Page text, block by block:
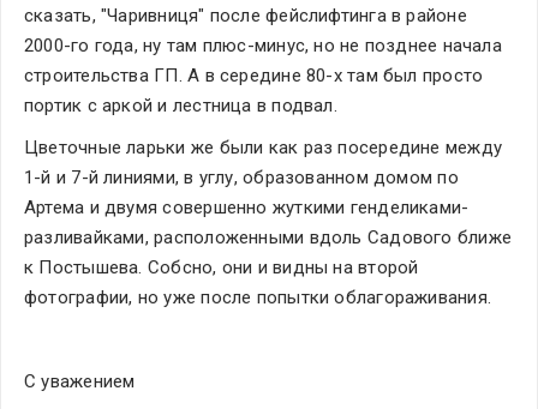
сказать, "Чаривниця" после фейслифтинга в районе
2000-го года, ну там плюс-минус, но не позднее начала
строительства ГП. А в середине 80-х там был просто
портик с аркой и лестница в подвал.
Цветочные ларьки же были как раз посередине между
1-й и 7-й линиями, в углу, образованном домом по
Артема и двумя совершенно жуткими генделиками-
разливайками, расположенными вдоль Садового ближе
к Постышева. Собсно, они и видны на второй
фотографии, но уже после попытки облагораживания.
С уважением